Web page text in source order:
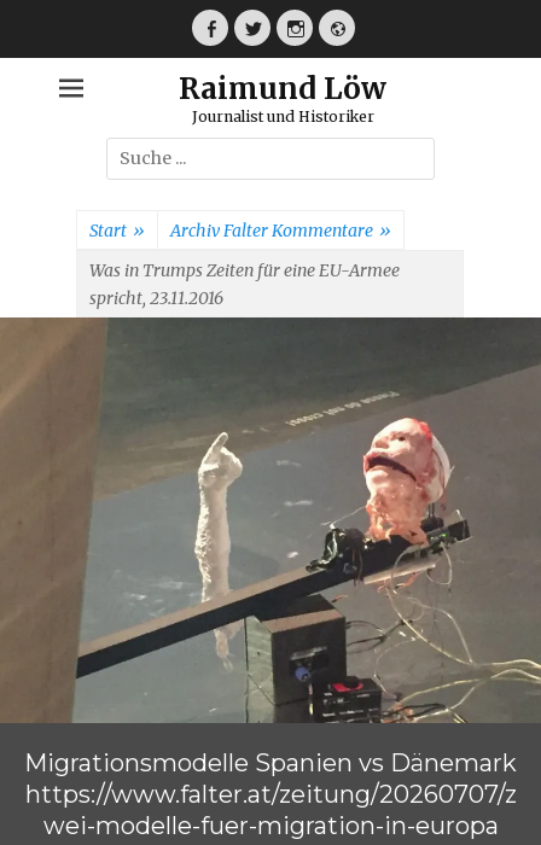
Facebook
TwitterInstagramWebseite
Raimund Löw
Journalist und Historiker
Suche
nach:
Start » Archiv Falter Kommentare »
Was in Trumps Zeiten für eine EU-Armee
spricht, 23.11.2016
Migrationsmodelle Spanien vs Dänemark
https://www.falter.at/zeitung/20260707/z
wei-modelle-fuer-migration-in-europa